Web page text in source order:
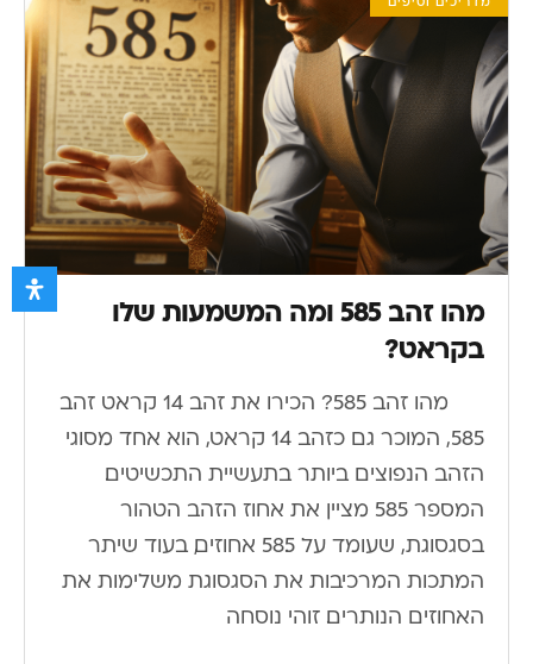
מהו זהב 585 ומה המשמעות שלו
בקראט?
מהו זהב 585? הכירו את זהב 14 קראט זהב
585, המוכר גם כזהב 14 קראט, הוא אחד מסוגי
הזהב הנפוצים ביותר בתעשיית התכשיטים.
המספר 585 מציין את אחוז הזהב הטהור
בסגסוגת, שעומד על 58.5 אחוזים, בעוד שיתר
המתכות המרכיבות את הסגסוגת משלימות את
האחוזים הנותרים. זוהי נוסחה